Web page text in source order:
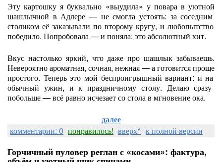
Эту картошку я буквально «выудила» уповарав уютной
шашлычной в Адлере — несмогла устоять: засоседним
столиком её заказывали по второму кругу, и любопытство
победило. Попробовала— и поняла: этоабсолютный хит.
Вкус настолькояркий, чтодаже про шашлык забываешь.
Невероятноароматная, сочная, нежная— аготовитсяпроще
простого. Теперьэто мой беспроигрышный вариант: и на
обычный ужин, и к праздничному столу. Делаюсразу
побольше— всёравноисчезаетсостолав мгновениеока.
далее
комментарии: 0 понравилось! вверх^ к полной версии
Горчичный пуловер реглан с «косами»: фактура,